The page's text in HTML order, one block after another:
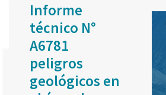
Informe
técnico N°
A6781
peligros
geológicos en